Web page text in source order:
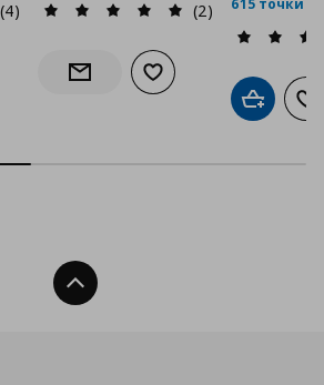
(4)
списъка с любими
(2)
Информирай ме за наличност
Добави към списъка
615 точки
Добави
Нагоре